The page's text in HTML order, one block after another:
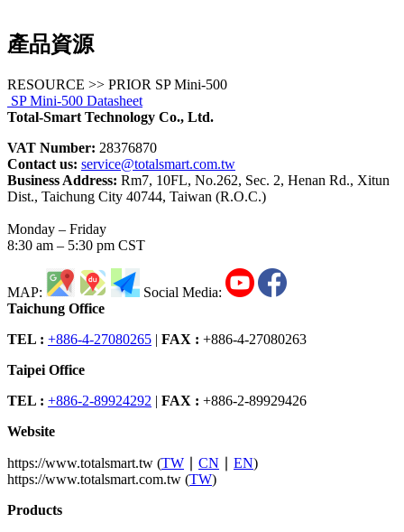
產品資源
RESOURCE >> PRIOR SP Mini-500
SP Mini-500 Datasheet
Total-Smart Technology Co., Ltd.
VAT Number: 28376870
Contact us: service@totalsmart.com.tw
Business Address: Rm7, 10FL, No.262, Sec. 2, Henan Rd., Xitun
Dist., Taichung City 40744, Taiwan (R.O.C.)
Monday – Friday
8:30 am – 5:30 pm CST
MAP:
Social Media:
Taichung Office
TEL : +886-4-27080265 | FAX : +886-4-27080263
Taipei Office
TEL : +886-2-89924292 | FAX : +886-2-89929426
Website
https://www.totalsmart.tw (TW CN EN)
https://www.totalsmart.com.tw (TW)
Products